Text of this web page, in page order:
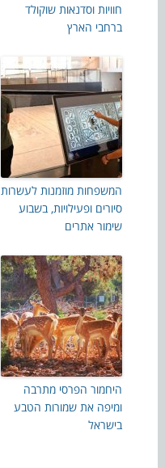
חוויות וסדנאות שוקולד
ברחבי הארץ
המשפחות מוזמנות לעשרות
סיורים ופעילויות, בשבוע
שימור אתרים
היחמור הפרסי מתרבה
ומיפה את שמורות הטבע
בישראל